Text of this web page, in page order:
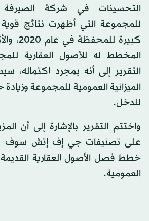
التحسينات في شركة الصيرفة
للمجموعة التي أظهرت نتائج
كبيرة
المخطط له للأصول العقارية
التقرير إلى أنه بمجرد اكتماله،
الميزانية العمومية للمجموعة
للدخل.
واختتم التقرير بالإشارة إلى أن
على تصنيفات جي إف إتش سوف
خطط فصل الأصول العقارية القديمة
العمومية.